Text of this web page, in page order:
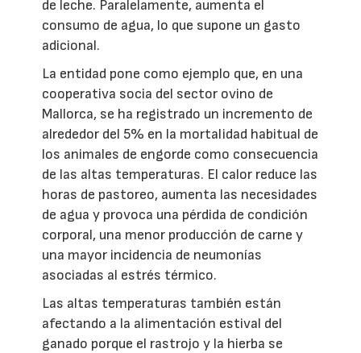
de leche. Paralelamente, aumenta el
consumo de agua, lo que supone un gasto
adicional.
La entidad pone como ejemplo que, en una
cooperativa socia del sector ovino de
Mallorca, se ha registrado un incremento de
alrededor del 5% en la mortalidad habitual de
los animales de engorde como consecuencia
de las altas temperaturas. El calor reduce las
horas de pastoreo, aumenta las necesidades
de agua y provoca una pérdida de condición
corporal, una menor producción de carne y
una mayor incidencia de neumonías
asociadas al estrés térmico.
Las altas temperaturas también están
afectando a la alimentación estival del
ganado porque el rastrojo y la hierba se